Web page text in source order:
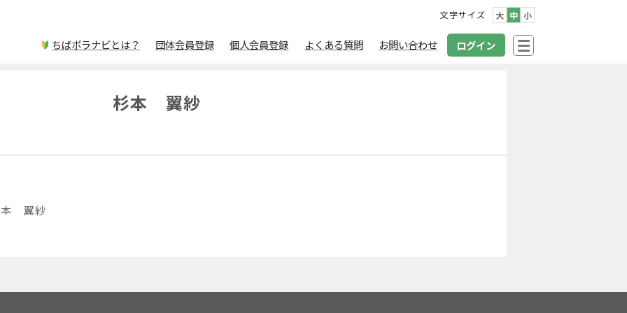
文字サイズ 大 中 小
ちばボラナビとは？ 団体会員登録 個人会員登録 よくある質問 お問い合わせ ログイン
杉本 翼紗
本 翼紗